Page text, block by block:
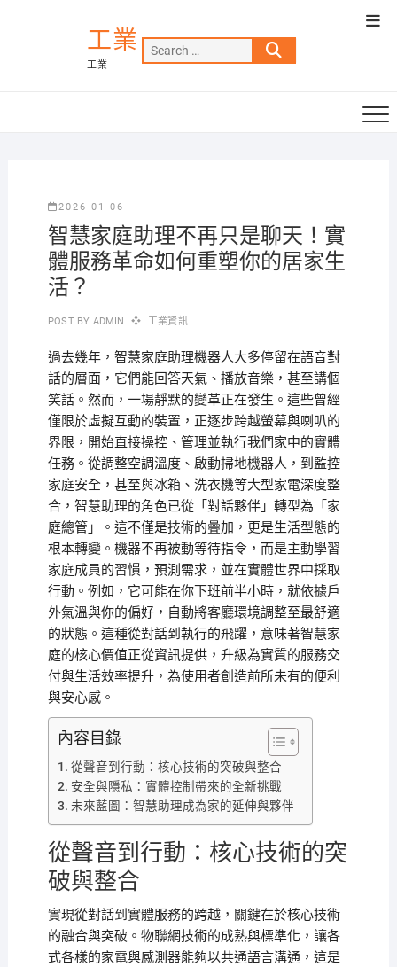
工業
工業
Search
…
2026-01-06
智慧家庭助理不再只是聊天！實
體服務革命如何重塑你的居家生
活？
POST BY ADMIN 工業資訊
過去幾年，智慧家庭助理機器人大多停留在語音對
話的層面，它們能回答天氣、播放音樂，甚至講個
笑話。然而，一場靜默的變革正在發生。這些曾經
僅限於虛擬互動的裝置，正逐步跨越螢幕與喇叭的
界限，開始直接操控、管理並執行我們家中的實體
任務。從調整空調溫度、啟動掃地機器人，到監控
家庭安全，甚至與冰箱、洗衣機等大型家電深度整
合，智慧助理的角色已從「對話夥伴」轉型為「家
庭總管」。這不僅是技術的疊加，更是生活型態的
根本轉變。機器不再被動等待指令，而是主動學習
家庭成員的習慣，預測需求，並在實體世界中採取
行動。例如，它可能在你下班前半小時，就依據戶
外氣溫與你的偏好，自動將客廳環境調整至最舒適
的狀態。這種從對話到執行的飛躍，意味著智慧家
庭的核心價值正從資訊提供，升級為實質的服務交
付與生活效率提升，為使用者創造前所未有的便利
與安心感。
內容目錄
從聲音到行動：核心技術的突破與整合
安全與隱私：實體控制帶來的全新挑戰
未來藍圖：智慧助理成為家的延伸與夥伴
從聲音到行動：核心技術的突
破與整合
實現從對話到實體服務的跨越，關鍵在於核心技術
的融合與突破。物聯網技術的成熟與標準化，讓各
式各樣的家電與感測器能夠以共通語言溝通，這是